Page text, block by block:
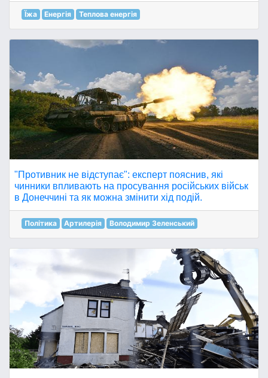
Їжа Енергія Теплова енергія
"Противник не відступає": експерт пояснив, які
чинники впливають на просування російських військ
в Донеччині та як можна змінити хід подій.
Політика Артилерія Володимир Зеленський